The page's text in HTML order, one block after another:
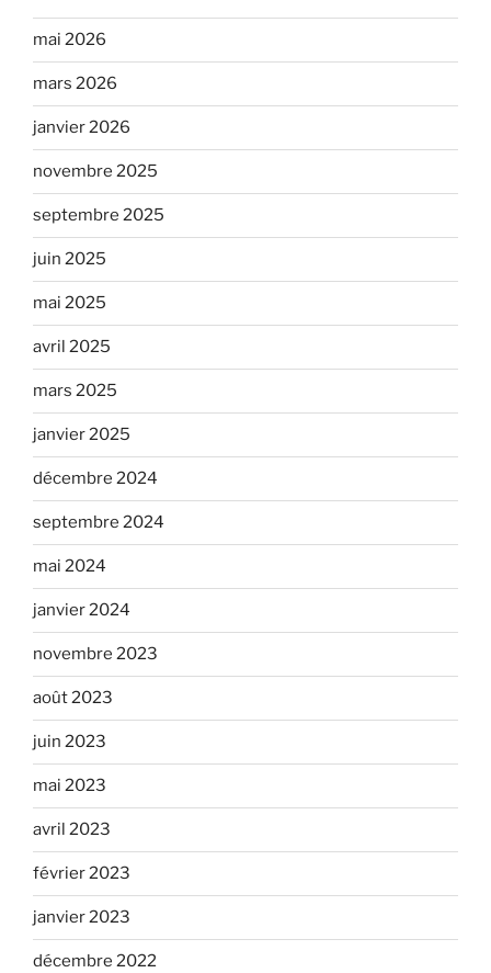
mai 2026
mars 2026
janvier 2026
novembre 2025
septembre 2025
juin 2025
mai 2025
avril 2025
mars 2025
janvier 2025
décembre 2024
septembre 2024
mai 2024
janvier 2024
novembre 2023
août 2023
juin 2023
mai 2023
avril 2023
février 2023
janvier 2023
décembre 2022